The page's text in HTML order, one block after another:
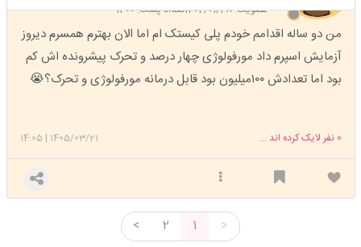
عضویت: 1402/01/28 تعداد پست: 1400
من دو ساله اقدامم خودم پلی کیستک ام اما الان بهترم همسرم دیروز
آزمایش اسپرم داد مورفولوژی چهار درصد و تحرک پیشرونده اش کم
بود اما تعدادش ۱۰۰میلیون بود قابل درمانه مورفولوژی و تحرک؟😭
1405/03/21
|
14:05 0 نفر لایک کرده اند ...
>
1
2
<